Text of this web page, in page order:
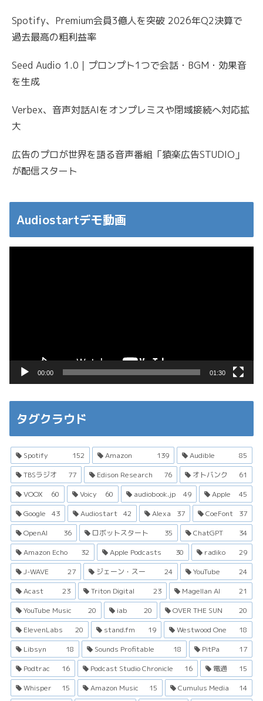
Spotify、Premium会員3億人を突破 2026年Q2決算で
過去最高の粗利益率
Seed Audio 1.0｜プロンプト1つで会話・BGM・効果音
を生成
Verbex、音声対話AIをオンプレミスや閉域接続へ対応拡
大
広告のプロが世界を語る音声番組「猿楽広告STUDIO」
が配信スタート
Audiostartデモ動画
00:00 01:30
タグクラウド
Spotify 152 Amazon 139 Audible
85
TBSラジオ
77 Edison Research 76 オトバンク
61
VOOX
60 Voicy 60 audiobook.jp 49 Apple
45
Google
43 Audiostart 42 Alexa 37 CoeFont
37
OpenAI
36 ロボットスタート 35 ChatGPT
34
Amazon Echo
32 Apple Podcasts 30 radiko
29
J-WAVE
27 ジェーン・スー 24 YouTube
24
Acast
23 Triton Digital 23 Magellan AI
21
YouTube Music
20 iab 20 OVER THE SUN
20
ElevenLabs
20 stand.fm 19 Westwood One
18
Libsyn
18 Sounds Profitable 18 PitPa
17
Podtrac
16 Podcast Studio Chronicle 16 電通
15
Whisper
15 Amazon Music 15 Cumulus Media
14